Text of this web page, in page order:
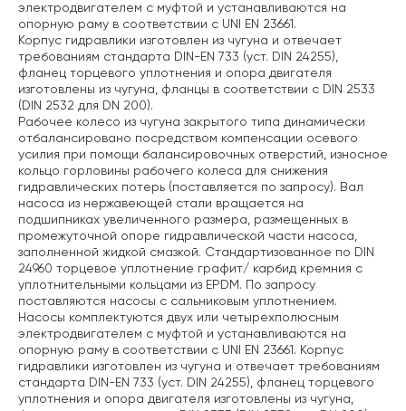
электродвигателем с муфтой и устанавливаются на
опорную раму в соответствии с UNI EN 23661.
Корпус гидравлики изготовлен из чугуна и отвечает
требованиям стандарта DIN-EN 733 (уст. DIN 24255),
фланец торцевого уплотнения и опора двигателя
изготовлены из чугуна, фланцы в соответствии с DIN 2533
(DIN 2532 для DN 200).
Рабочее колесо из чугуна закрытого типа динамически
отбалансировано посредством компенсации осевого
усилия при помощи балансировочных отверстий, износное
кольцо горловины рабочего колеса для снижения
гидравлических потерь (поставляется по запросу). Вал
насоса из нержавеющей стали вращается на
подшипниках увеличенного размера, размещенных в
промежуточной опоре гидравлической части насоса,
заполненной жидкой смазкой. Стандартизованное по DIN
24960 торцевое уплотнение графит/ карбид кремния с
уплотнительными кольцами из EPDM. По запросу
поставляются насосы с сальниковым уплотнением.
Насосы комплектуются двух или четырехполюсным
электродвигателем с муфтой и устанавливаются на
опорную раму в соответствии с UNI EN 23661. Корпус
гидравлики изготовлен из чугуна и отвечает требованиям
стандарта DIN-EN 733 (уст. DIN 24255), фланец торцевого
уплотнения и опора двигателя изготовлены из чугуна,